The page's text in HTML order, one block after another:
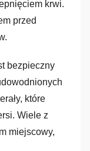
krwi.
przed
bezpieczny
które
Wiele z
miejscowy,